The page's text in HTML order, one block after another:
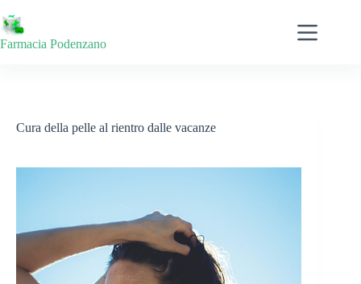
al
contenuto
Farmacia Podenzano
Cura della pelle al rientro dalle vacanze